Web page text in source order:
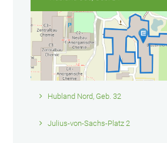
Hubland Nord, Geb. 32
Julius-von-Sachs-Platz 2